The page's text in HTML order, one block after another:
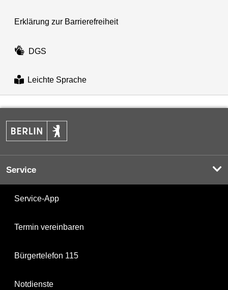
Erklärung zur Barrierefreiheit
DGS
Leichte Sprache
Service
Service-App
Termin vereinbaren
Bürgertelefon 115
Notdienste